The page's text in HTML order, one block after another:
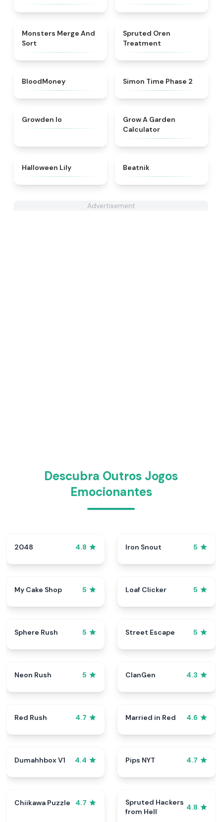
★ 4.7
Monsters Merge And
Sort
Spruted Oren
Treatment
BloodMoney ★4.6
Simon Time Phase 2
Growden Io
Grow A Garden
Calculator
Halloween Lily Beatnik
Advertisement
Descubra Outros Jogos
Emocionantes
2048 4.8 Iron Snout 5
My Cake Shop 5 Loaf Clicker 5
Sphere Rush 5 Street Escape 5
Neon Rush 5 ClanGen 4.3
Red Rush 4.7 Married in Red 4.6
Dumahhbox V1 4.4 Pips NYT 4.7
Chiikawa Puzzle 4.7
Spruted Hackers
from Hell
4.8